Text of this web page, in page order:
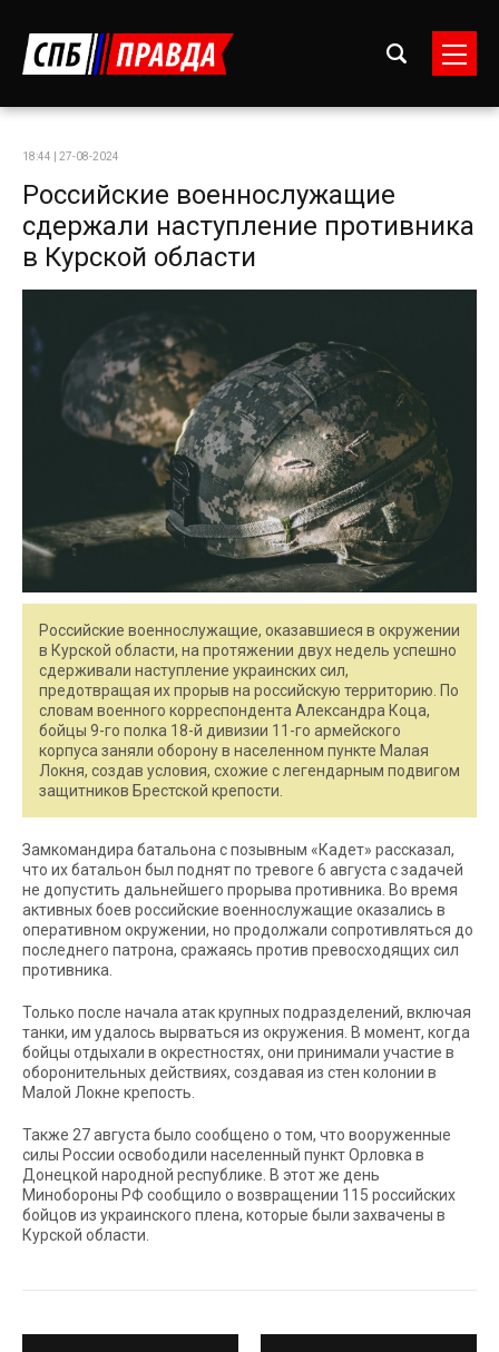
18:44 | 27-08-2024
Российские военнослужащие
сдержали наступление противника
в Курской области
Российские военнослужащие, оказавшиеся в окружении
в Курской области, на протяжении двух недель успешно
сдерживали наступление украинских сил,
предотвращая их прорыв на российскую территорию. По
словам военного корреспондента Александра Коца,
бойцы 9-го полка 18-й дивизии 11-го армейского
корпуса заняли оборону в населенном пункте Малая
Локня, создав условия, схожие с легендарным подвигом
защитников Брестской крепости.
Замкомандира батальона с позывным «Кадет» рассказал,
что их батальон был поднят по тревоге 6 августа с задачей
не допустить дальнейшего прорыва противника. Во время
активных боев российские военнослужащие оказались в
оперативном окружении, но продолжали сопротивляться до
последнего патрона, сражаясь против превосходящих сил
противника.
Только после начала атак крупных подразделений, включая
танки, им удалось вырваться из окружения. В момент, когда
бойцы отдыхали в окрестностях, они принимали участие в
оборонительных действиях, создавая из стен колонии в
Малой Локне крепость.
Также 27 августа было сообщено о том, что вооруженные
силы России освободили населенный пункт Орловка в
Донецкой народной республике. В этот же день
Минобороны РФ сообщило о возвращении 115 российских
бойцов из украинского плена, которые были захвачены в
Курской области.